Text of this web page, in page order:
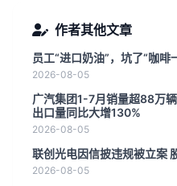
作者其他文章
员工“进口奶油”，坑了“咖啡
2026-08-05
广汽集团1-7月销量超88万
出口量同比大增130%
2026-08-05
联创光电因信披违规被立案
2026-08-05